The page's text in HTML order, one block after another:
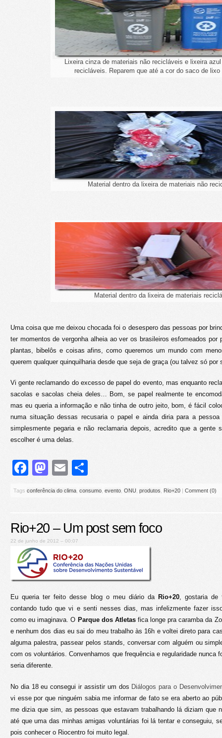
Lixeira cinza de materiais não recicláveis e lixeira
recicláveis. Reparem que até a cor do saco de lixo
Material dentro da lixeira de materiais não
Material dentro da lixeira de materiais
Uma coisa que me deixou chocada foi o desespero das pessoas por
ter momentos de vergonha alheia ao ver os brasileiros esfomeados por
plantas, bibelôs e coisas afins, como queremos um mundo com
querem qualquer quinquilharia desde que seja de graça (ou talvez só por
Vi gente reclamando do excesso de papel do evento, mas enquanto
sacolas e sacolas cheia deles… Bom, se papel realmente te
mas eu queria a informação e não tinha de outro jeito, bom, é fácil
numa situação dessas recusaria o papel e ainda diria para a
simplesmente pegaria e não reclamaria depois, acredito que a gente
escolher é uma delas.
Facebook
Mastodon
Email
Tags conferência do clima, consumo, evento, ONU, produtos, Rio+20 Comment (0)
Rio+20 – Um post sem foco
22 de junho de 2012 – 00:07
Eu queria ter feito desse blog o meu diário da Rio+20, gostaria de
contando tudo que vi e senti nesses dias, mas infelizmente fazer
como eu imaginava. O Parque dos Atletasfica longe pra caramba da
e nenhum dos dias eu sai do meu trabalho às 16h e voltei direto para
alguma palestra, passear pelos stands, conversar com alguém ou
com os voluntários. Convenhamos que frequência e regularidade nunca
seria diferente.
No dia 18 eu consegui ir assistir um dos Diálogos para o
vi esse por que ninguém sabia me informar de fato se era aberto ao
me dizia que sim, as pessoas que estavam trabalhando lá diziam que
até que uma das minhas amigas voluntárias foi lá tentar e conseguiu,
pois conhecer o Riocentro foi muito legal.